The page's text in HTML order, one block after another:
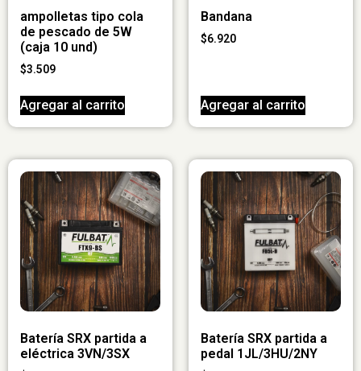
ampolletas tipo cola
de pescado de 5W
(caja 10 und)
$3.509
Agregar al carrito
Bandana
$6.920
Agregar al carrito
Batería SRX partida a
eléctrica 3VN/3SX
Batería SRX partida a
pedal 1JL/3HU/2NY